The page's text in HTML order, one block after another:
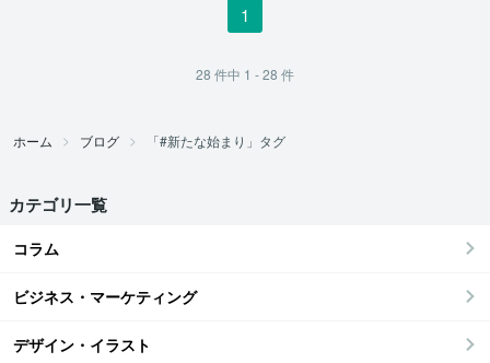
1
28 件中 1 - 28 件
ホーム ブログ 「#新たな始まり」タグ
カテゴリ一覧
コラム
ビジネス・マーケティング
デザイン・イラスト